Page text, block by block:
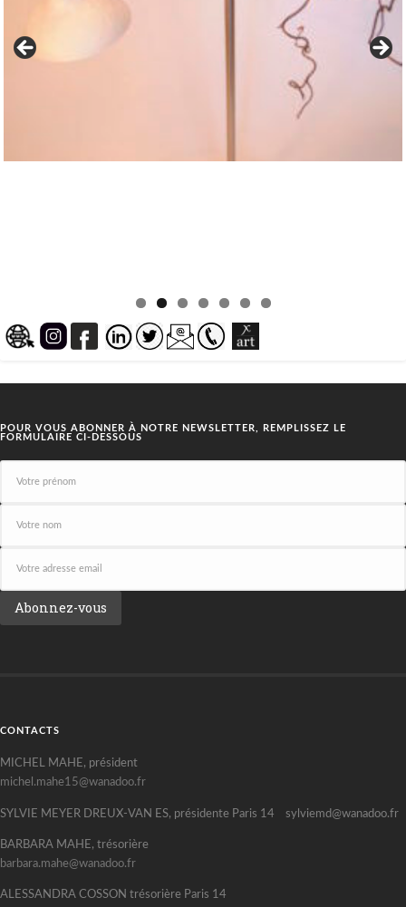
POUR VOUS ABONNER À NOTRE NEWSLETTER, REMPLISSEZ LE
FORMULAIRE CI-DESSOUS
CONTACTS
MICHEL MAHE, président
michel.mahe15@wanadoo.fr
SYLVIE MEYER DREUX-VAN ES, présidente Paris 14 sylviemd@wanadoo.fr
BARBARA MAHE, trésorière
barbara.mahe@wanadoo.fr
ALESSANDRA COSSON trésorière Paris 14